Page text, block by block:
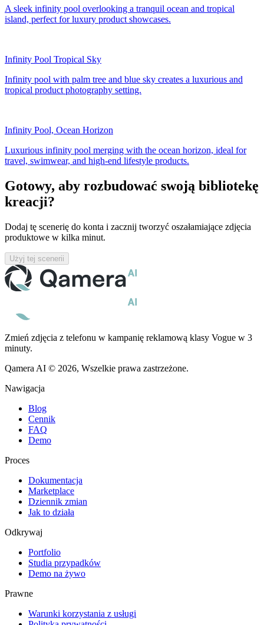
A sleek infinity pool overlooking a tranquil ocean and tropical
island, perfect for luxury product showcases.
Infinity Pool Tropical Sky
Infinity pool with palm tree and blue sky creates a luxurious and
tropical product photography setting.
Infinity Pool, Ocean Horizon
Luxurious infinity pool merging with the ocean horizon, ideal for
travel, swimwear, and high-end lifestyle products.
Gotowy, aby rozbudować swoją bibliotekę
kreacji?
Dodaj tę scenerię do konta i zacznij tworzyć oszałamiające zdjęcia
produktowe w kilka minut.
Użyj tej scenerii
Zmień zdjęcia z telefonu w kampanię reklamową klasy Vogue w 3
minuty.
Qamera AI © 2026, Wszelkie prawa zastrzeżone.
Nawigacja
Blog
Cennik
FAQ
Demo
Proces
Dokumentacja
Marketplace
Dziennik zmian
Jak to działa
Odkrywaj
Portfolio
Studia przypadków
Demo na żywo
Prawne
Warunki korzystania z usługi